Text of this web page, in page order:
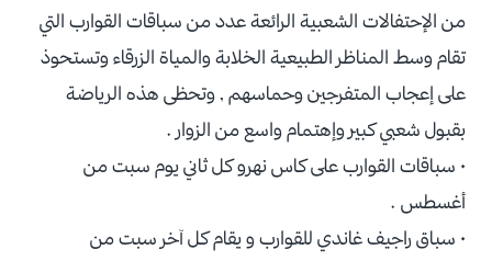
من الإحتفالات الشعبية الرائعة عدد من سباقات القوارب التي
تقام وسط المناظر الطبيعية الخلابة والمياة الزرقاء وتستحوذ
على إعجاب المتفرجين وحماسهم , وتحظى هذه الرياضة
بقبول شعبي كبير وإهتمام واسع من الزوار .
• سباقات القوارب على كاس نهرو كل ثاني يوم سبت من
أغسطس .
• سباق راجيف غاندي للقوارب و يقام كل آخر سبت من